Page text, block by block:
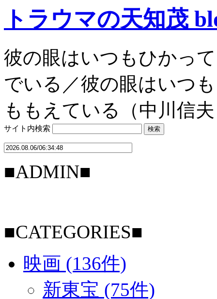
トラウマの天知茂
彼の眼はいつもひかっ
でいる／彼の眼はいつ
ももえている（中川信
サイト内検索
■ADMIN■
■CATEGORIES■
映画 (136件)
新東宝 (75件)